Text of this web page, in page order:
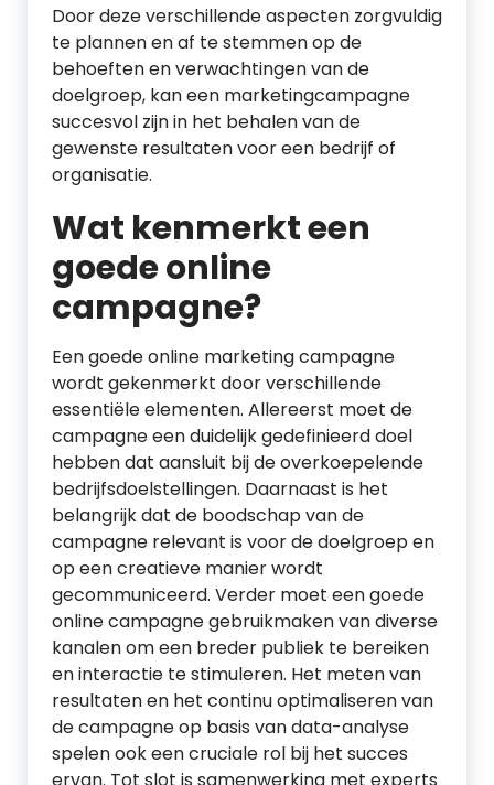
Door deze verschillende aspecten zorgvuldig
te plannen en af te stemmen op de
behoeften en verwachtingen van de
doelgroep, kan een marketingcampagne
succesvol zijn in het behalen van de
gewenste resultaten voor een bedrijf of
organisatie.
Wat kenmerkt een
goede online
campagne?
Een goede online marketing campagne
wordt gekenmerkt door verschillende
essentiële elementen. Allereerst moet de
campagne een duidelijk gedefinieerd doel
hebben dat aansluit bij de overkoepelende
bedrijfsdoelstellingen. Daarnaast is het
belangrijk dat de boodschap van de
campagne relevant is voor de doelgroep en
op een creatieve manier wordt
gecommuniceerd. Verder moet een goede
online campagne gebruikmaken van diverse
kanalen om een breder publiek te bereiken
en interactie te stimuleren. Het meten van
resultaten en het continu optimaliseren van
de campagne op basis van data-analyse
spelen ook een cruciale rol bij het succes